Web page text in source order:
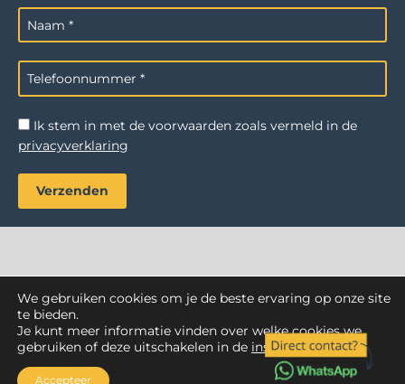
Ik stem in met de voorwaarden zoals vermeld in de
privacyverklaring
AZ Reiniging. Alle rechten voorbehouden.
Webdesign Vanoo Media Privacyverklaring Sitemap
We gebruiken cookies om je de beste ervaring op onze site
te bieden.
Je kunt meer informatie vinden over welke cookies we
gebruiken of deze uitschakelen in de instellingen.
Accepteer